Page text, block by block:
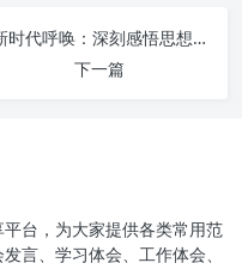
新时代呼唤：深刻感悟思想伟力，激荡忠诚担当的勇毅前行力量
下一篇
明晰方向，忠诚履职
对标一流，追求卓越
台，为大家提供各类常用范
言、学习体会、工作体会、